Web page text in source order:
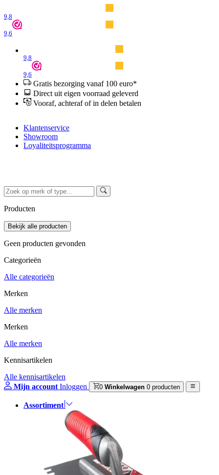
9,8
9,6
9,8
9,6
Gratis bezorging vanaf 100 euro*
Direct uit eigen voorraad geleverd
Vooraf, achteraf of in delen betalen
Klantenservice
Showroom
Loyaliteitsprogramma
Producten
Geen producten gevonden
Categorieën
Alle categorieën
Merken
Alle merken
Merken
Alle merken
Kennisartikelen
Alle kennisartikelen
Mijn account Inloggen 0 Winkelwagen 0 producten
Assortiment